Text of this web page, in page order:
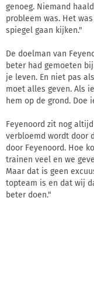
genoeg. Niemand
probleem was. Het
spiegel gaan kijken."
De doelman van
beter had gemoeten
je leven. En niet pas
moet alles geven. Als
hem op de grond. Doe
Feyenoord zit nog
verbloemd wordt door
door Feyenoord. Hoe
trainen veel en we
Maar dat is geen
topteam is en dat wij
beter doen."